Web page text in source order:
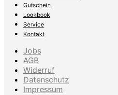
Gutschein
Lookbook
Service
Kontakt
Jobs
AGB
Widerruf
Datenschutz
Impressum